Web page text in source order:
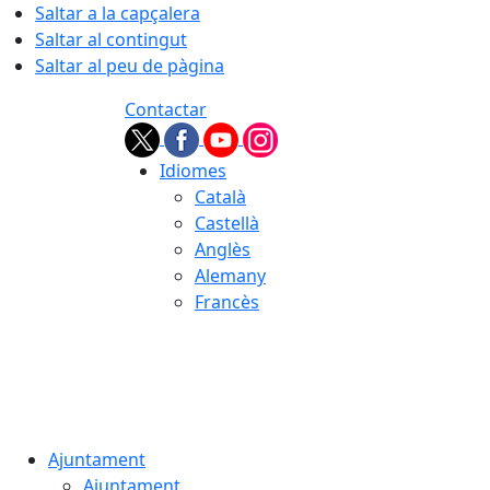
Saltar a la capçalera
Saltar al contingut
Saltar al peu de pàgina
Contactar
Idiomes
Català
Castellà
Anglès
Alemany
Francès
Ajuntament